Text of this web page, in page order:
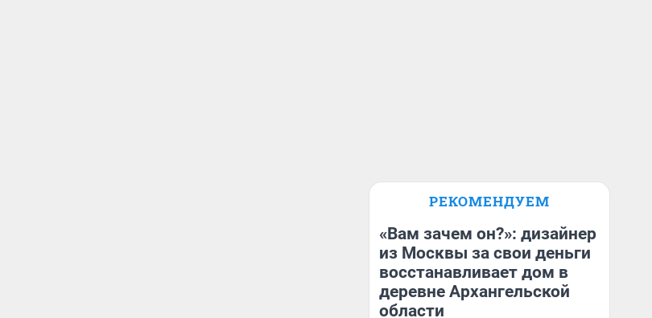
РЕКОМЕНДУЕМ
«Вам зачем он?»: дизайнер
из Москвы за свои деньги
восстанавливает дом в
деревне Архангельской
области